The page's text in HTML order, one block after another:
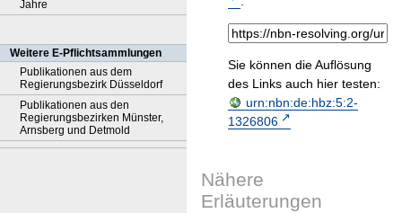
Jahre
Weitere E-Pflichtsammlungen
Publikationen aus dem
Regierungsbezirk Düsseldorf
Publikationen aus den
Regierungsbezirken Münster,
Arnsberg und Detmold
Sie können die Auflösung
des Links auch hier testen:
urn:nbn:de:hbz:5:2-
1326806
Nähere
Erläuterungen